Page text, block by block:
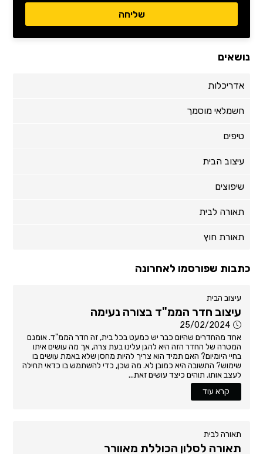
נושאים
אדריכלות
חשמלאי מוסמך
טיפים
עיצוב הבית
שיפוצים
תאורה לבית
תאורת חוץ
כתבות שפורסמו לאחרונה
עיצוב הבית
עיצוב חדר הממ"ד בצורה נעימה
25/02/2024
אחד מהחדרים שהיום כבר יש כמעט בכל בית, זה חדר הממ"ד. אומנם
המטרה של החדר הזה היא להגן עלינו בעת צרה, אך מה עושים איתו
בחיי היומיום? האם תמיד הוא צריך להיות מחסן שלא באמת עושים בו
שימוש? התשובה היא כמובן לא. מה שכן, כדי להשתמש בו כדאי תחילה
לעצב אותו. תוהים כיצד עושים זאת...
קרא עוד
תאורה לבית
תאורה לסלון הכוללת מאוורר